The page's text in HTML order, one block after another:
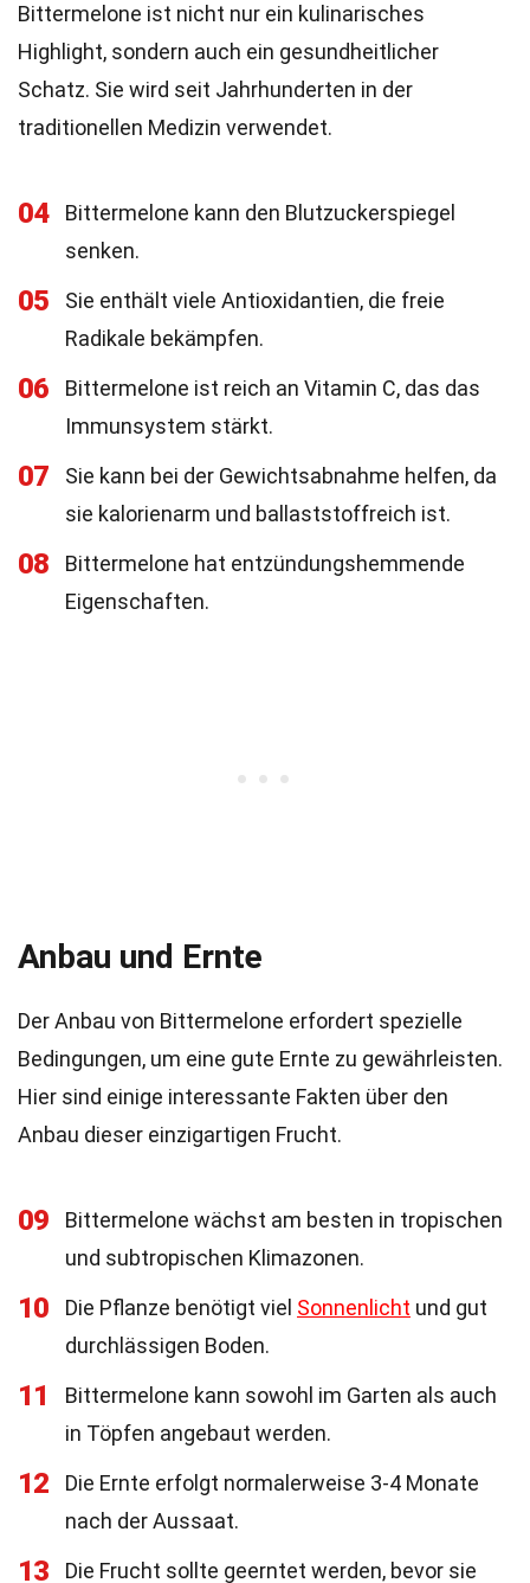
Bittermelone ist nicht nur ein kulinarisches
Highlight, sondern auch ein gesundheitlicher
Schatz. Sie wird seit Jahrhunderten in der
traditionellen Medizin verwendet.
04
Bittermelone kann den Blutzuckerspiegel
senken.
05
Sie enthält viele Antioxidantien, die freie
Radikale bekämpfen.
06
Bittermelone ist reich an Vitamin C, das das
Immunsystem stärkt.
07
Sie kann bei der Gewichtsabnahme helfen, da
sie kalorienarm und ballaststoffreich ist.
08
Bittermelone hat entzündungshemmende
Eigenschaften.
Anbau und Ernte
Der Anbau von Bittermelone erfordert spezielle
Bedingungen, um eine gute Ernte zu gewährleisten.
Hier sind einige interessante Fakten über den
Anbau dieser einzigartigen Frucht.
09
Bittermelone wächst am besten in tropischen
und subtropischen Klimazonen.
10 Die Pflanze benötigt viel Sonnenlicht und gut
durchlässigen Boden.
11
Bittermelone kann sowohl im Garten als auch
in Töpfen angebaut werden.
12
Die Ernte erfolgt normalerweise 3-4 Monate
nach der Aussaat.
13 Die Frucht sollte geerntet werden, bevor sie